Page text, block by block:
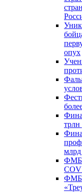
опух
трлн
млрд